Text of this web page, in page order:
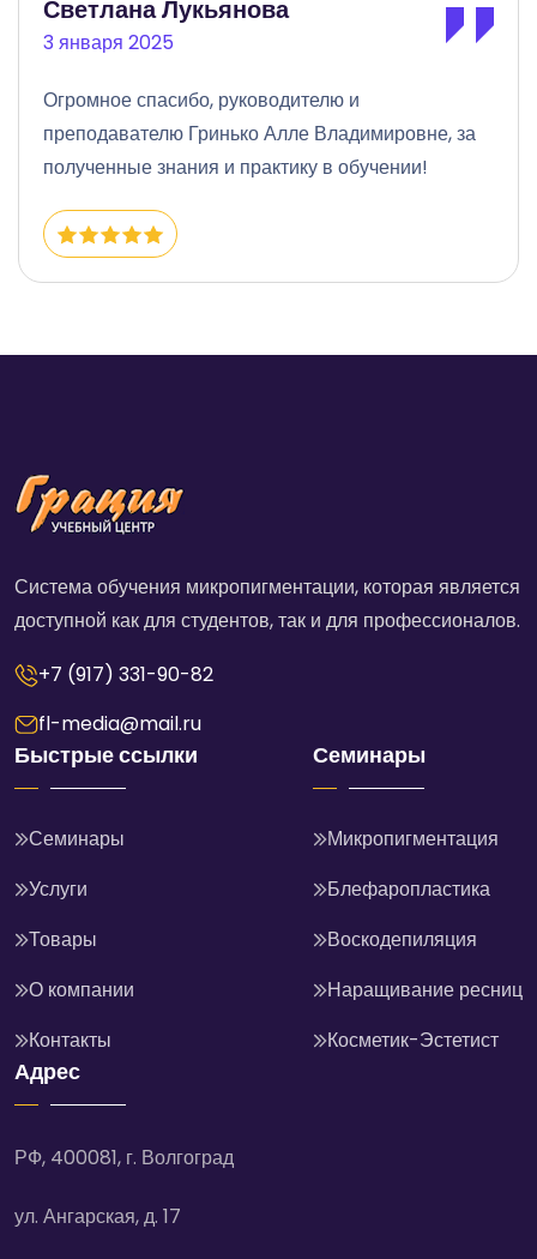
Вероника Москвичева
2 февраля 2026
Кто планирует обучение в косметологии не
раздумывайте, лучше Аллы Владимировны не
найти! Однозначно рекомендую!
Система обучения микропигментации, которая является
доступной как для студентов, так и для профессионалов.
+7 (917) 331-90-82
fl-media@mail.ru
Быстрые ссылки
Семинары
Услуги
Товары
О компании
Контакты
Семинары
Микропигментация
Блефаропластика
Воскодепиляция
Наращивание ресниц
Косметик-Эстетист
Адрес
РФ, 400081, г. Волгоград
ул. Ангарская, д. 17